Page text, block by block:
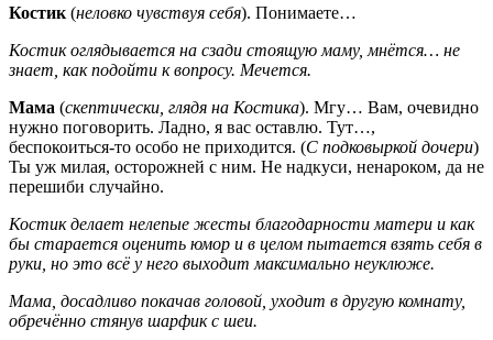
Костик (неловко чувствуя себя). Понимаете…
Костик оглядывается на сзади стоящую маму, мнётся… не
знает, как подойти к вопросу. Мечется.
Мама (скептически, глядя на Костика). Мгу… Вам, очевидно
нужно поговорить. Ладно, я вас оставлю. Тут…,
беспокоиться-то особо не приходится. (С подковыркой дочери)
Ты уж милая, осторожней с ним. Не надкуси, ненароком, да не
перешиби случайно.
Костик делает нелепые жесты благодарности матери и как
бы старается оценить юмор и в целом пытается взять себя в
руки, но это всё у него выходит максимально неуклюже.
Мама, досадливо покачав головой, уходит в другую комнату,
обречённо стянув шарфик с шеи.